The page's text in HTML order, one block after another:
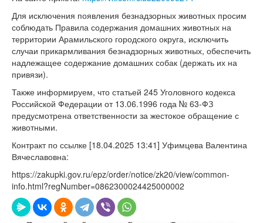
Для исключения появления безнадзорных животных просим
соблюдать Правила содержания домашних животных на
территории Арамильского городского округа, исключить
случаи прикармливания безнадзорных животных, обеспечить
надлежащее содержание домашних собак (держать их на
привязи).
Также информируем, что статьей 245 Уголовного кодекса
Российской Федерации от 13.06.1996 года № 63-ФЗ
предусмотрена ответственности за жестокое обращение с
животными.
Контракт по ссылке [‎18.‎04.‎2025 13:41] Уфимцева Валентина
Вячеславовна:
https://zakupki.gov.ru/epz/order/notice/zk20/view/common-
info.html?regNumber=0862300024425000002